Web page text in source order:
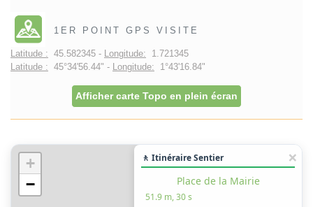
1ER POINT GPS VISITE
Latitude : 45.582345 - Longitude: 1.721345
Latitude : 45°34'56.44" - Longitude: 1°43'16.84"
Afficher carte Topo en plein écran
+
−
🚶 Itinéraire Sentier
Place de la Mairie
51.9 m, 30 s